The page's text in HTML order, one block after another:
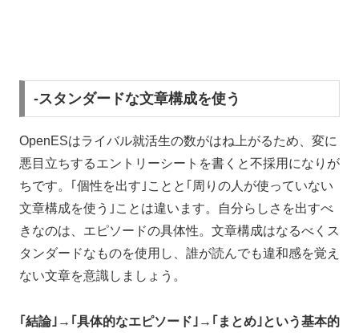
-スタンダードな文章構成を使う
OpenESはライバル就活生の数がはね上がるため、変に
悪目立ちするエントリーシートを書くと不採用になりが
ちです。｢個性を出す｣ことと｢周りの人が使っていない
文章構成を使う｣ことは違います。自分らしさを出すべ
きなのは、エピソードの具体性。文章構成はなるべくス
タンダードなものを使用し、誰が読んでも違和感を覚え
ない文章を意識しましょう。
｢結論｣→｢具体的なエピソード｣→｢まとめ｣という基本的